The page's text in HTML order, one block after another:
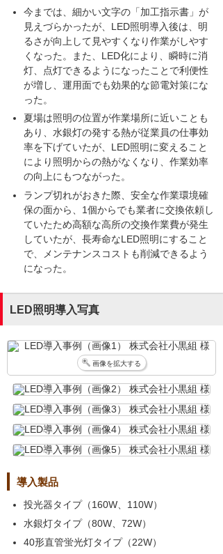
今までは、細かい文字の「加工指示書」が
見えづらかったが、LED照明導入後は、明
るさが向上して見やすくなり作業がしやす
くなった。また、LED化により、瞬時に消
灯、点灯できるようになったことで利便性
が増し、運用面でも効果的な節電対策にな
った。
夏場は照明の位置が作業場所に近いことも
あり、水銀灯の発する熱が従業員の仕事効
率を下げていたが、LED照明に変えること
により照明からの熱がなくなり、作業効率
の向上にもつながった。
ランプ切れがおきた際、安全な作業環境確
保の面から、1個からでも業者に交換依頼し
ていたため高額な高所の交換作業費が発生
していたが、長寿命なLED照明にすること
で、メンテナンスコストも削減できるよう
になった。
LED照明導入写真
画像を拡大する
導入製品
投光器タイプ（160W、110W）
水銀灯タイプ（80W、72W）
40形直管蛍光灯タイプ（22W）